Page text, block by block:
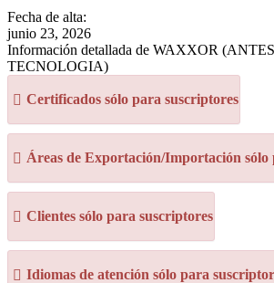
Fecha de alta:
junio 23, 2026
Información detallada de WAXXOR
TECNOLOGIA)
Certificados sólo para suscriptores
Áreas de Exportación/Importación sólo
Clientes sólo para suscriptores
Idiomas de atención sólo para